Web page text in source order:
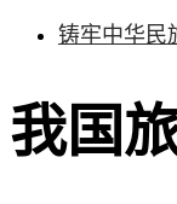
铸牢中华民
我国